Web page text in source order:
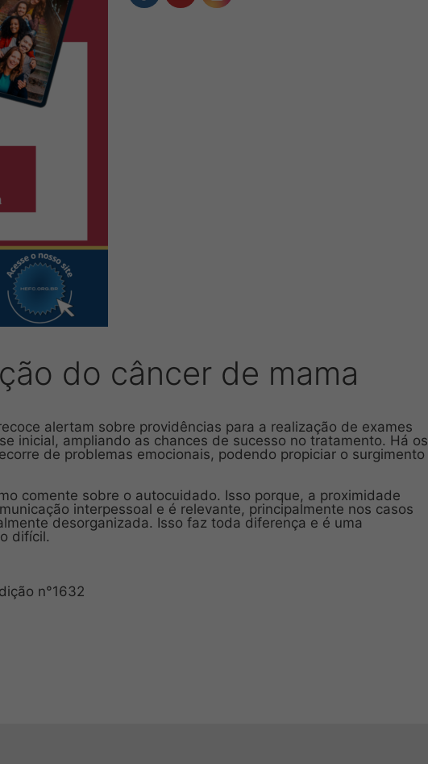
do câncer de mama
alertam sobre providências para a realização de exames
inicial, ampliando as chances de sucesso no tratamento. Há os
de problemas emocionais, podendo propiciar o surgimento
comente sobre o autocuidado. Isso porque, a proximidade
interpessoal e é relevante, principalmente nos casos
desorganizada. Isso faz toda diferença e é uma
difícil.
n°1632